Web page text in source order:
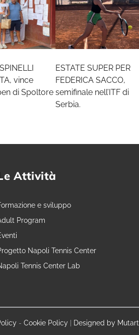
vince
di Spoltore
ESTATE SUPER PER
FEDERICA SACCO,
semifinale nell’ITF di
Serbia.
Attività
e sviluppo
Program
Napoli Tennis Center
Tennis Center Lab
- Cookie Policy Designed by Mutart